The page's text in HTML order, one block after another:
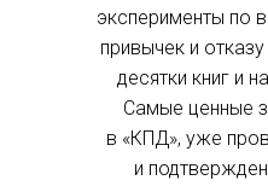
эксперименты по
привычек и
десятки книг и
Самые ценные
в «‎КПД», уже
и